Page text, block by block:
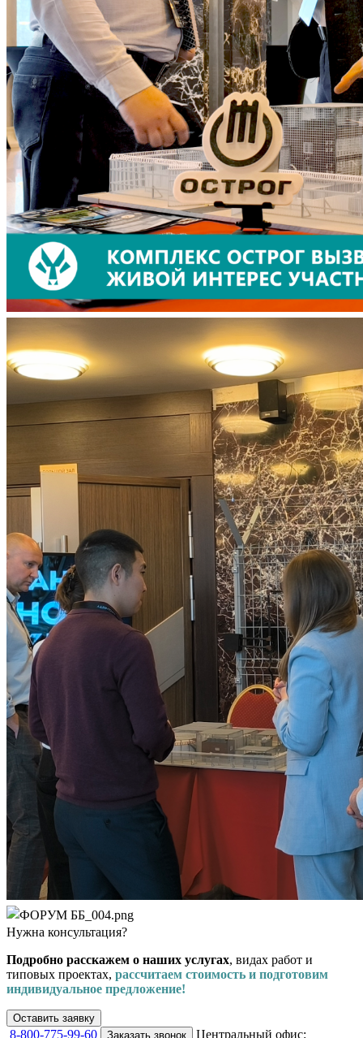
Нужна консультация?
Подробно расскажем о наших услугах, видах работ и
типовых проектах, рассчитаем стоимость и подготовим
индивидуальное предложение!
Оставить заявку
8-800-775-99-60 Заказать звонок Центральный офис: